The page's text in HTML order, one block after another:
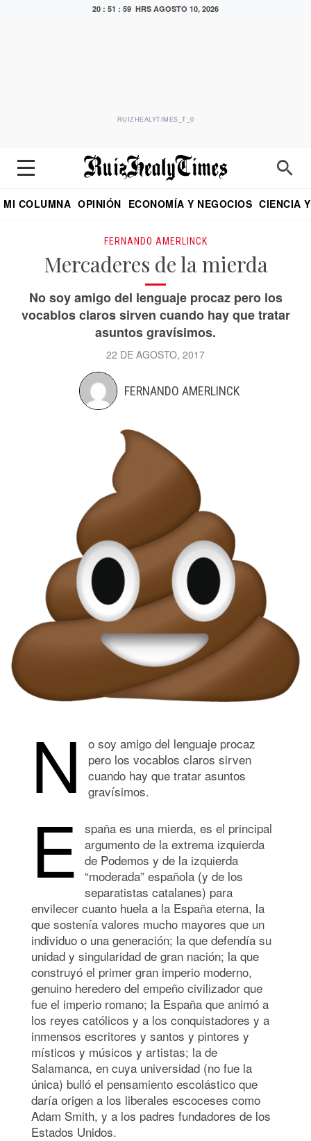
20 : 52 : 00 HRS AGOSTO 10, 2026
RUIZHEALYTIMES_T_0
MI COLUMNA OPINIÓN ECONOMÍA Y NEGOCIOS CIENCIA
FERNANDO AMERLINCK
Mercaderes de la mierda
No soy amigo del lenguaje procaz pero los
vocablos claros sirven cuando hay que tratar
asuntos gravísimos.
22 DE AGOSTO, 2017
FERNANDO AMERLINCK
N
o soy amigo del lenguaje procaz
pero los vocablos claros sirven
cuando hay que tratar asuntos
gravísimos.
E spaña es una mierda, es el principal
argumento de la extrema izquierda
de Podemos y de la izquierda
“moderada” española (y de los
separatistas catalanes) para
envilecer cuanto huela a la España eterna, la
que sostenía valores mucho mayores que un
individuo o una generación; la que defendía su
unidad y singularidad de gran nación; la que
construyó el primer gran imperio moderno,
genuino heredero del empeño civilizador que
fue el imperio romano; la España que animó a
los reyes católicos y a los conquistadores y a
inmensos escritores y santos y pintores y
místicos y músicos y artistas; la de
Salamanca, en cuya universidad (no fue la
única) bulló el pensamiento escolástico que
daría origen a los liberales escoceses como
Adam Smith, y a los padres fundadores de los
Estados Unidos.